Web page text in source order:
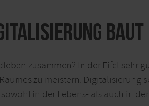
baut
zusammen? In der Eifel sehr
zu meistern. Digitalisierung
in der Lebens- als auch in